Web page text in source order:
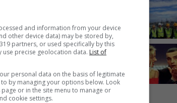
and information from your device
other device data) may be stored by,
partners, or used specifically by this
use precise geolocation data. List of
personal data on the basis of legitimate
by managing your options below. Look
or in the site menu to manage or
cookie settings.